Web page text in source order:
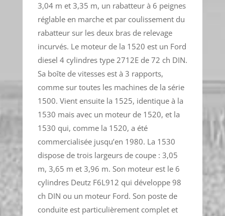
3,04 m et 3,35 m, un rabatteur à 6 peignes
réglable en marche et par coulissement du
rabatteur sur les deux bras de relevage
incurvés. Le moteur de la 1520 est un Ford
diesel 4 cylindres type 2712E de 72 ch DIN.
Sa boîte de vitesses est à 3 rapports,
comme sur toutes les machines de la série
1500. Vient ensuite la 1525, identique à la
1530 mais avec un moteur de 1520, et la
1530 qui, comme la 1520, a été
commercialisée jusqu’en 1980. La 1530
dispose de trois largeurs de coupe : 3,05
m, 3,65 m et 3,96 m. Son moteur est le 6
cylindres Deutz F6L912 qui développe 98
ch DIN ou un moteur Ford. Son poste de
conduite est particulièrement complet et